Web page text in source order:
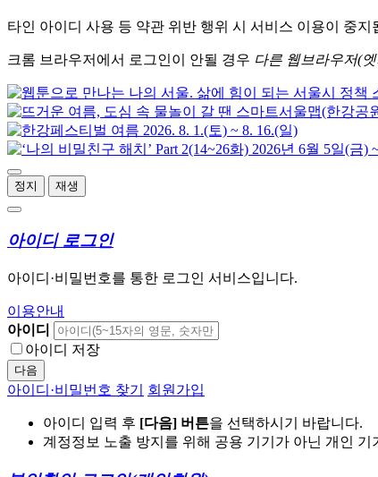
타인 아이디 사용 등 약관 위반 행위 시 서비스 이용이 중지
크롬 브라우저에서 로그인이 안될 경우 다른 웹브라우저(
정지 재생
아이디 로그인
아이디·비밀번호를 통한 로그인 서비스입니다.
이용안내
아이디
아이디 저장
다음
아이디·비밀번호 찾기 회원가입
아이디 입력 후 [다음] 버튼을 선택하시기 바랍니다.
계정정보 노출 방지를 위해 공용 기기가 아닌 개인 기